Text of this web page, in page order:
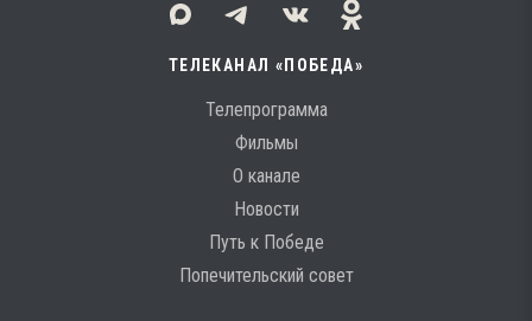
ТЕЛЕКАНАЛ «ПОБЕДА»
Телепрограмма
Фильмы
О канале
Новости
Путь к Победе
Попечительский совет